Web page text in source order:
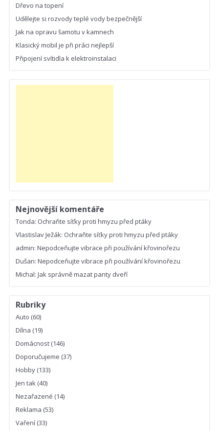
Dřevo na topení
Udělejte si rozvody teplé vody bezpečnější
Jak na opravu šamotu v kamnech
Klasický mobil je při práci nejlepší
Připojení svítidla k elektroinstalaci
Nejnovější komentáře
Tonda: Ochraňte síťky proti hmyzu před ptáky
Vlastislav Ježák: Ochraňte síťky proti hmyzu před ptáky
admin: Nepodceňujte vibrace při používání křovinořezu
Dušan: Nepodceňujte vibrace při používání křovinořezu
Michal: Jak správně mazat panty dveří
Rubriky
Auto (60)
Dílna (19)
Domácnost (146)
Doporučujeme (37)
Hobby (133)
Jen tak (40)
Nezařazené (14)
Reklama (53)
Vaření (33)